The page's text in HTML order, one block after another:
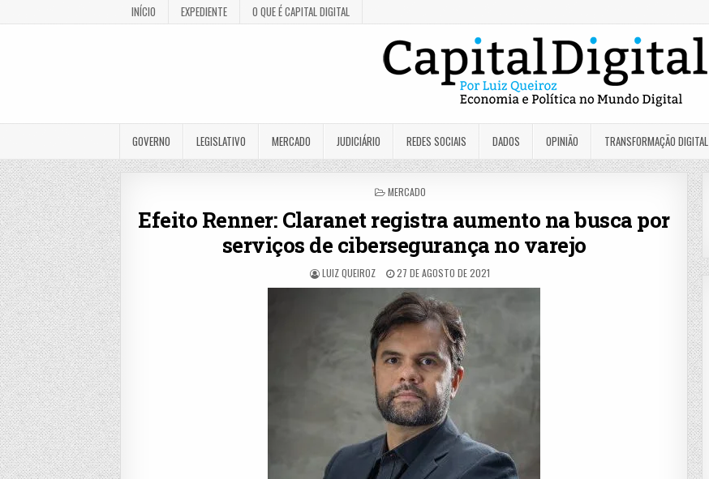
INÍCIO EXPEDIENTE O QUE É CAPITAL DIGITAL
GOVERNO LEGISLATIVO MERCADO JUDICIÁRIO REDES SOCIAIS DADOS OPINIÃO TRANSFORMAÇÃO DIGITAL
POSTED
MERCADO
Efeito Renner: Claranet registra aumento na busca por
serviços de cibersegurança no varejo
LUIZ QUEIROZ 27 DE AGOSTO DE 2021